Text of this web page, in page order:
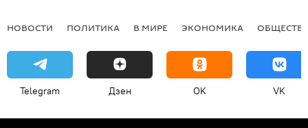
НОВОСТИ ПОЛИТИКА В МИРЕ ЭКОНОМИКА
Telegram Дзен OK VK